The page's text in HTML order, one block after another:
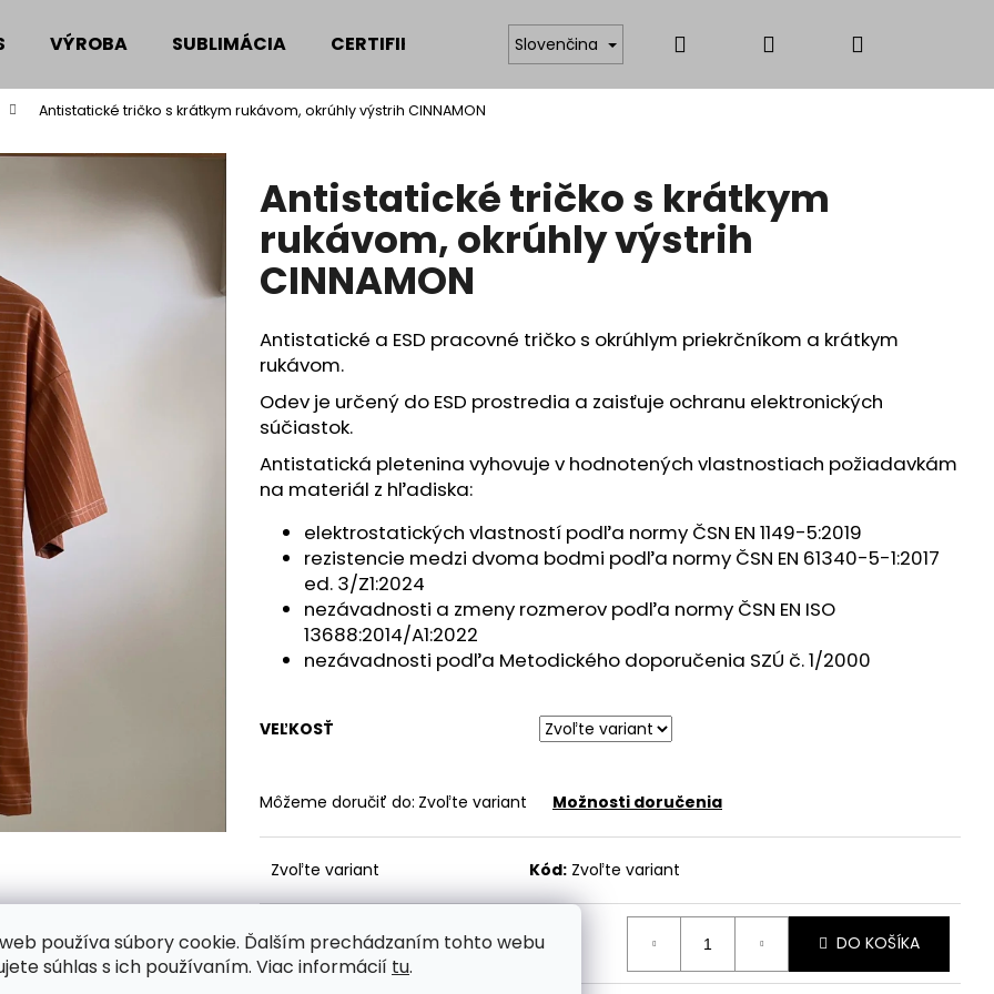
používa súbory cookie. Ďalším prechádzaním tohto webu
súhlas s ich používaním. Viac informácií tu.
VÝROBA SUBLIMÁCIA CERTIFIKÁTY ANTISTATICKÉ FUNKČNÉ MATERIÁLY, PRACOVNÉ
Slovenčina Hľadať Prihlásenie
Antistatické tričko s krátkym rukávom, okrúhly výstrih CINNAMON
Antistatické tričko s krátkym
rukávom, okrúhly výstrih
CINNAMON
Antistatické a ESD pracovné tričko s okrúhlym priekrčníkom a krátkym
rukávom.
Odev je určený do ESD prostredia a zaisťuje ochranu elektronických
súčiastok.
Antistatická pletenina vyhovuje v hodnotených vlastnostiach požiadavkám
na materiál z hľadiska:
elektrostatických vlastností podľa normy ČSN EN 1149-5:2019
rezistencie medzi dvoma bodmi podľa normy ČSN EN 61340-5-1:2017
ed. 3/Z1:2024
nezávadnosti a zmeny rozmerov podľa normy ČSN EN ISO
13688:2014/A1:2022
nezávadnosti podľa Metodického doporučenia SZÚ č. 1/2000
VEĽKOSŤ
Môžeme doručiť do: Zvoľte variant Možnosti doručenia
Zvoľte variant Kód: Zvoľte variant
16 €
13,01 € bez DPH
DO KOŠÍKA
Čo potrebujete nájsť?
HĽADAŤ
Odporúčame